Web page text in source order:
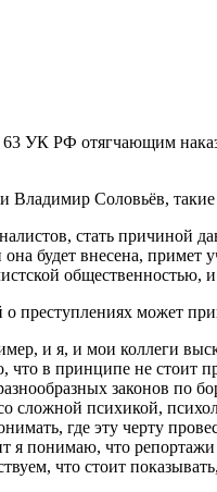
УК РФ отягчающим
Соловьёв,
стать причиной
будет внесена, примет
преступлениях может
и я, и мои коллеги
в принципе не стоит
законов по
сложной психикой,
где эту черту
понимаю, что
что стоит